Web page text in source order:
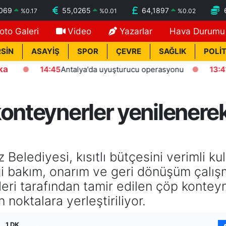
%0.17 55,0265 %0.01 64,1897 %0.02
Galeri Video Yazarlar Hava Durumu
ASAYİŞ SPOR ÇEVRE SAĞLIK
14:45 Antalya'da uyuşturucu operasyonu 13:41
kısıtlı bütçesini verimli
onarım ve geri dönüşüm
tarafından tamir edilen çöp
noktalara yerleştiriliyor.